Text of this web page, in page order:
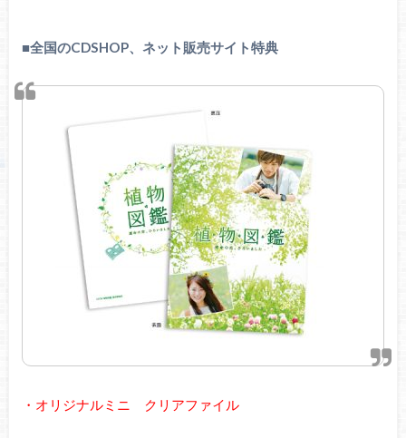
■全国のCDSHOP、ネット販売サイト特典
・オリジナルミニ クリアファイル